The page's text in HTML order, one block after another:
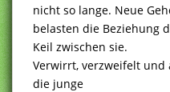
nicht so lange. Neue
belasten die Beziehung
Keil zwischen sie.
Verwirrt, verzweifelt und
die junge